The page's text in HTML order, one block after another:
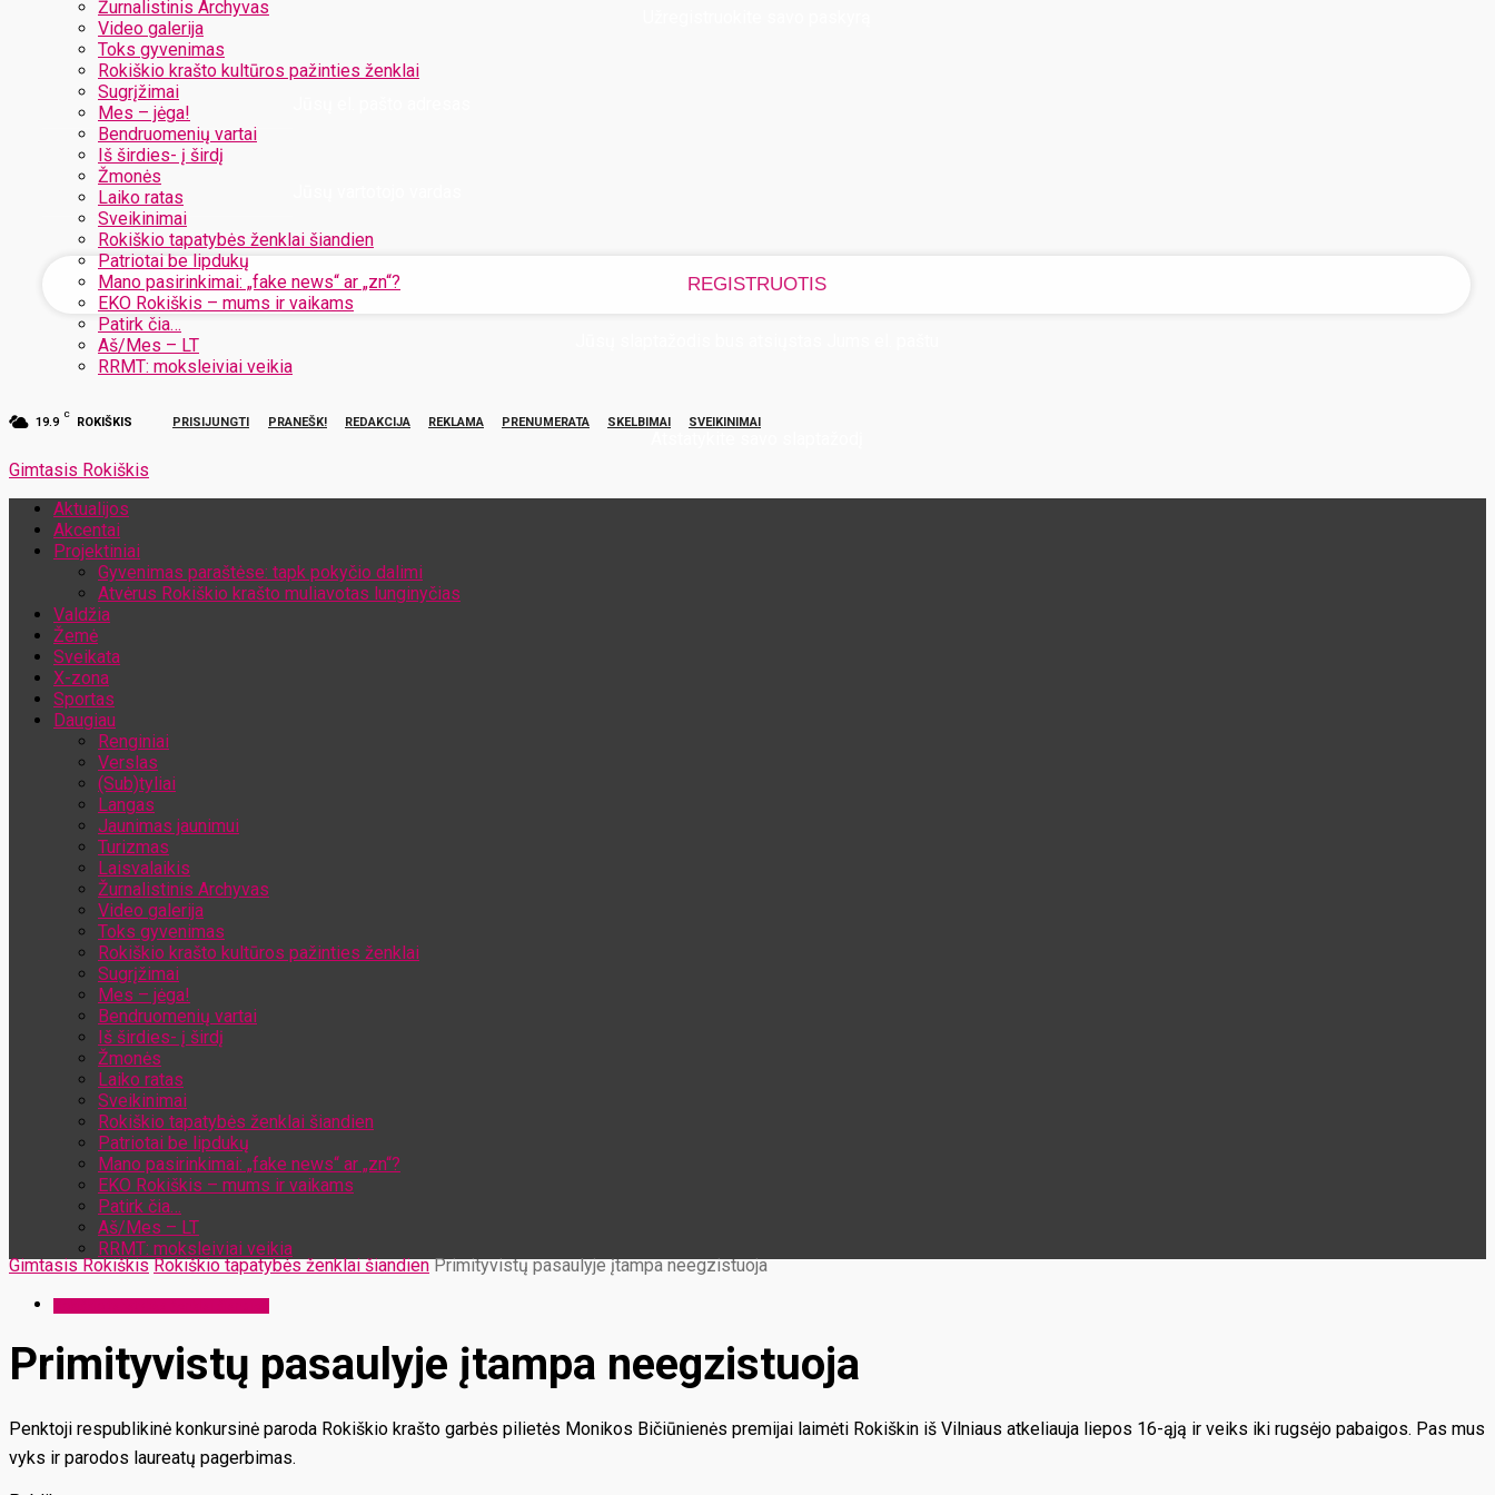
Žurnalistinis Archyvas
Video galerija
Toks gyvenimas
Rokiškio krašto kultūros pažinties ženklai
Sugrįžimai
Mes – jėga!
Bendruomenių vartai
Iš širdies- į širdį
Žmonės
Laiko ratas
Sveikinimai
Rokiškio tapatybės ženklai šiandien
Patriotai be lipdukų
Mano pasirinkimai: „fake news“ ar „zn“?
EKO Rokiškis – mums ir vaikams
Patirk čia…
Aš/Mes – LT
RRMT: moksleiviai veikia
19.9
C
ROKIŠKIS PRISIJUNGTI PRANEŠK! REDAKCIJA REKLAMA PRENUMERATA SKELBIMAI SVEIKINIMAI
Gimtasis Rokiškis
Aktualijos
Akcentai
Projektiniai
Gyvenimas paraštėse: tapk pokyčio dalimi
Atvėrus Rokiškio krašto muliavotas lunginyčias
Valdžia
Žemė
Sveikata
X-zona
Sportas
Daugiau
Renginiai
Verslas
(Sub)tyliai
Langas
Jaunimas jaunimui
Turizmas
Laisvalaikis
Žurnalistinis Archyvas
Video galerija
Toks gyvenimas
Rokiškio krašto kultūros pažinties ženklai
Sugrįžimai
Mes – jėga!
Bendruomenių vartai
Iš širdies- į širdį
Žmonės
Laiko ratas
Sveikinimai
Rokiškio tapatybės ženklai šiandien
Patriotai be lipdukų
Mano pasirinkimai: „fake news“ ar „zn“?
EKO Rokiškis – mums ir vaikams
Patirk čia…
Aš/Mes – LT
RRMT: moksleiviai veikia
Gimtasis Rokiškis Rokiškio tapatybės ženklai šiandien Primityvistų pasaulyje įtampa neegzistuoja
Primityvistų pasaulyje įtampa neegzistuoja
Penktoji respublikinė konkursinė paroda Rokiškio krašto garbės pilietės Monikos Bičiūnienės premijai laimėti Rokiškin iš Vilniaus atkeliauja liepos 16-ąją ir veiks iki rugsėjo pabaigos. Pas mus
vyks ir parodos laureatų pagerbimas.